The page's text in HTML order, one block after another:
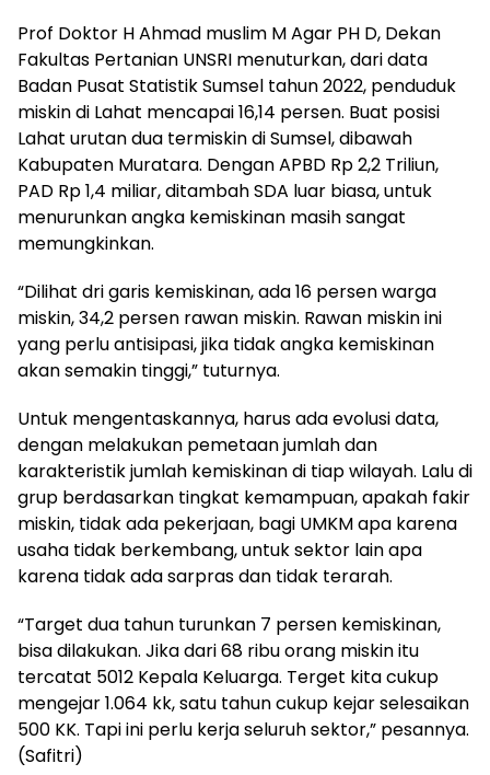
Prof Doktor H Ahmad muslim M Agar PH D, Dekan
Fakultas Pertanian UNSRI menuturkan, dari data
Badan Pusat Statistik Sumsel tahun 2022, penduduk
miskin di Lahat mencapai 16,14 persen. Buat posisi
Lahat urutan dua termiskin di Sumsel, dibawah
Kabupaten Muratara. Dengan APBD Rp 2,2 Triliun,
PAD Rp 1,4 miliar, ditambah SDA luar biasa, untuk
menurunkan angka kemiskinan masih sangat
memungkinkan.
“Dilihat dri garis kemiskinan, ada 16 persen warga
miskin, 34,2 persen rawan miskin. Rawan miskin ini
yang perlu antisipasi, jika tidak angka kemiskinan
akan semakin tinggi,” tuturnya.
Untuk mengentaskannya, harus ada evolusi data,
dengan melakukan pemetaan jumlah dan
karakteristik jumlah kemiskinan di tiap wilayah. Lalu di
grup berdasarkan tingkat kemampuan, apakah fakir
miskin, tidak ada pekerjaan, bagi UMKM apa karena
usaha tidak berkembang, untuk sektor lain apa
karena tidak ada sarpras dan tidak terarah.
“Target dua tahun turunkan 7 persen kemiskinan,
bisa dilakukan. Jika dari 68 ribu orang miskin itu
tercatat 5012 Kepala Keluarga. Terget kita cukup
mengejar 1.064 kk, satu tahun cukup kejar selesaikan
500 KK. Tapi ini perlu kerja seluruh sektor,” pesannya.
(Safitri)